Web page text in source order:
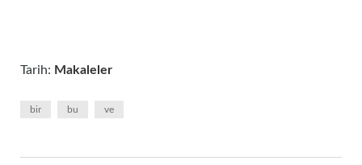
Tarih: Makaleler
bir bu ve